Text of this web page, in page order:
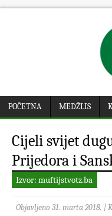
POČETNA MEDŽLIS
Cijeli svijet
Prijedora i
Izvor: muftijstvotz.ba
Objavljeno 31. marta 2018. |